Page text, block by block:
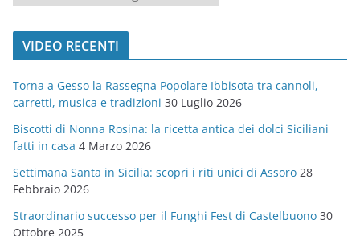
t
o
r
i
e
VIDEO RECENTI
Torna a Gesso la Rassegna Popolare Ibbisota tra cannoli,
carretti, musica e tradizioni 30 Luglio 2026
Biscotti di Nonna Rosina: la ricetta antica dei dolci Siciliani
fatti in casa 4 Marzo 2026
Settimana Santa in Sicilia: scopri i riti unici di Assoro 28
Febbraio 2026
Straordinario successo per il Funghi Fest di Castelbuono 30
Ottobre 2025